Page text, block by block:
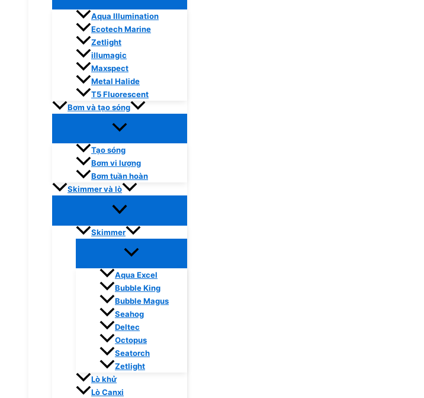
Aqua Illumination
Ecotech Marine
Zetlight
illumagic
Maxspect
Metal Halide
T5 Fluorescent
Bơm và tạo sóng
Tạo sóng
Bơm vi lượng
Bơm tuần hoàn
Skimmer và lò
Skimmer
Aqua Excel
Bubble King
Bubble Magus
Seahog
Deltec
Octopus
Seatorch
Zetlight
Lò khử
Lò Canxi